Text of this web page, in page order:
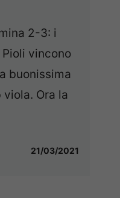
2-3: i
vincono
buonissima
Ora la
21/03/2021